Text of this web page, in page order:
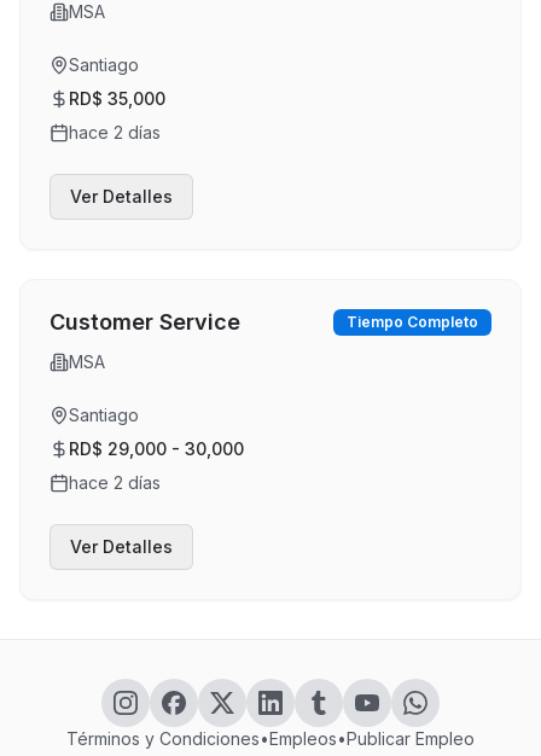
MSA
Santiago
RD$ 35,000
hace 2 días
Ver Detalles
Customer Service Tiempo Completo
MSA
Santiago
RD$ 29,000 - 30,000
hace 2 días
Ver Detalles
Términos y Condiciones•Empleos•Publicar Empleo